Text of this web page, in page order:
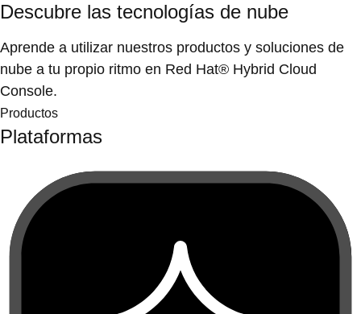
Descubre las tecnologías de nube
Aprende a utilizar nuestros productos y soluciones de
nube a tu propio ritmo en Red Hat® Hybrid Cloud
Console.
Productos
Plataformas